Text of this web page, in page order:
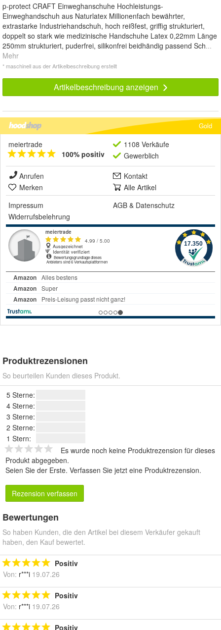
p-protect CRAFT Einweghanschuhe Hochleistungs-
Einweghandschuh aus Naturlatex Millionenfach bewährter,
extrastarke Industriehandschuh, hoch reißfest, griffig strukturiert,
doppelt so stark wie medizinische Handschuhe Latex 0,22mm Länge
250mm strukturiert, puderfrei, silikonfrei beidhändig passend Sch...
Mehr
* maschinell aus der Artikelbeschreibung erstellt
Artikelbeschreibung anzeigen
Gold
meiertrade
100% positiv
1108 Verkäufe
Gewerblich
Anrufen
Kontakt
Merken
Alle Artikel
Impressum
AGB & Datenschutz
Widerrufsbelehrung
Produktrezensionen
So beurteilen Kunden dieses Produkt.
5 Sterne:
4 Sterne:
3 Sterne:
2 Sterne:
1 Stern:
Es wurde noch keine Produktrezension für dieses
Produkt abgegeben.
Seien Sie der Erste. Verfassen Sie jetzt eine Produktrezension.
Rezension verfassen
Bewertungen
So haben Kunden, die den Artikel bei diesem Verkäufer gekauft
haben, den Kauf bewertet.
Positiv
Von: r***i 19.07.26
Positiv
Von: r***i 19.07.26
Positiv